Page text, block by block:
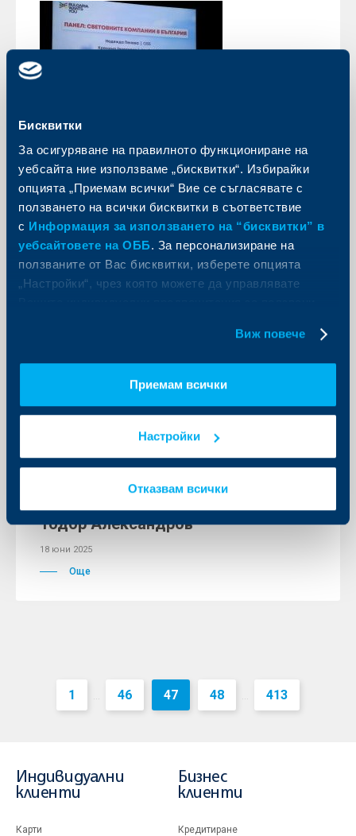
Бисквитки
За осигуряване на правилното функциониране на
уебсайта ние използваме „бисквитки“. Избирайки
опцията „Приемам всички“ Вие се съгласявате с
ползването на всички бисквитки в съответствие
с Информация за използването на “бисквитки” в
уебсайтовете на ОББ. За персонализиране на
ползваните от Вас бисквитки, изберете опцията
„Настройки“, чрез която можете да управлявате
Виж повече
Приемам всички
Настройки
Отказвам всички
ОББ и ДЗИ с участие на кариерния
форум „България на пет океана“ на
Bulgaria Wants You
20 юни 2025
За първи път тази година ОББ и ДЗИ се включиха в
Прекъсване на
Тодор Александров
18 юни 2025
Още
1 ... 46 47 48 ... 413
Индивидуални
клиенти
Карти
Бизнес
клиенти
Кредитиране